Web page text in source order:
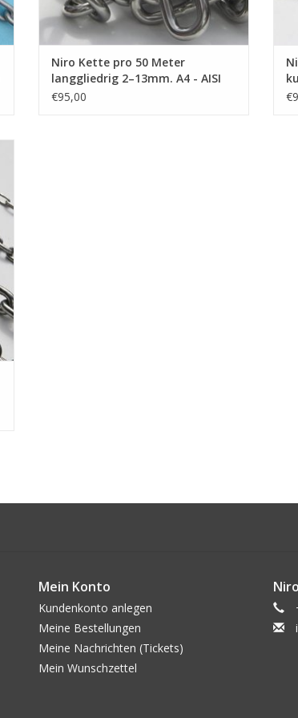
Niro Kette pro 50 Meter
langgliedrig 2–13mm. A4 - AISI
316
€95,00
Mein Konto
Kundenkonto anlegen
Meine Bestellungen
Meine Nachrichten (Tickets)
Mein Wunschzettel